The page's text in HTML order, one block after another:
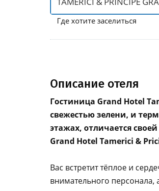
Где хотите заселиться
Описание отеля
Гостиница Grand Hotel
свежестью зелени, и
этажах, отличается
Grand Hotel Tamerici &
Вас встретит тёплое и
внимательного